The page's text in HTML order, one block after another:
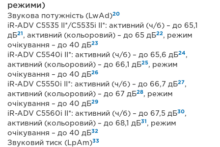
режими)
Звукова потужність (LwAd)20
iR-ADV C5535 II*/C5535i II*: активний (ч/б) – до 65,1
дБ21, активний (кольоровий) – до 65 дБ22, режим
очікування – до 40 дБ23
iR-ADV C5540i II*: активний (ч/б) – до 65,6 дБ24,
активний (кольоровий) – до 66,1 дБ25, режим
очікування – до 40 дБ26
iR-ADV C5550i II*: активний (ч/б) – до 66,7 дБ27,
активний (кольоровий) – до 67 дБ28, режим
очікування – до 40 дБ29
iR-ADV C5560i II*: активний (ч/б) – до 67,5 дБ30,
активний (кольоровий) – до 68,1 дБ31, режим
очікування – до 40 дБ32
Звуковий тиск (LpAm)33